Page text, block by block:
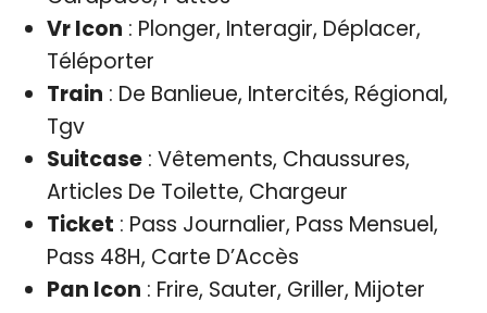
Vr Icon : Plonger, Interagir, Déplacer,
Téléporter
Train : De Banlieue, Intercités, Régional,
Tgv
Suitcase: Vêtements, Chaussures,
Articles De Toilette, Chargeur
Ticket : Pass Journalier, Pass Mensuel,
Pass 48H, Carte D’Accès
Pan Icon : Frire, Sauter, Griller, Mijoter